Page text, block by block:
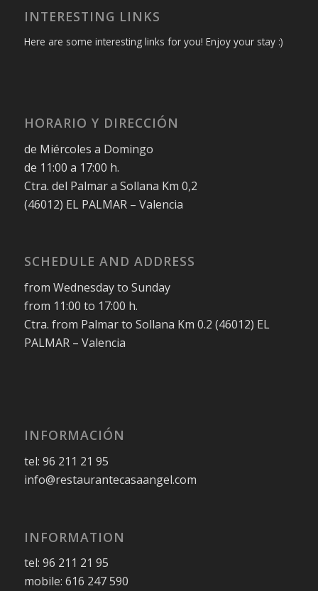
INTERESTING LINKS
Here are some interesting links for you! Enjoy your stay :)
HORARIO Y DIRECCIÓN
de Miércoles a Domingo
de 11:00 a 17:00 h.
Ctra. del Palmar a Sollana Km 0,2
(46012) EL PALMAR – Valencia
SCHEDULE AND ADDRESS
from Wednesday to Sunday
from 11:00 to 17:00 h.
Ctra. from Palmar to Sollana Km 0.2 (46012) EL
PALMAR – Valencia
INFORMACIÓN
tel: 96 211 21 95
info@restaurantecasaangel.com
INFORMATION
tel: 96 211 21 95
mobile: 616 247 590